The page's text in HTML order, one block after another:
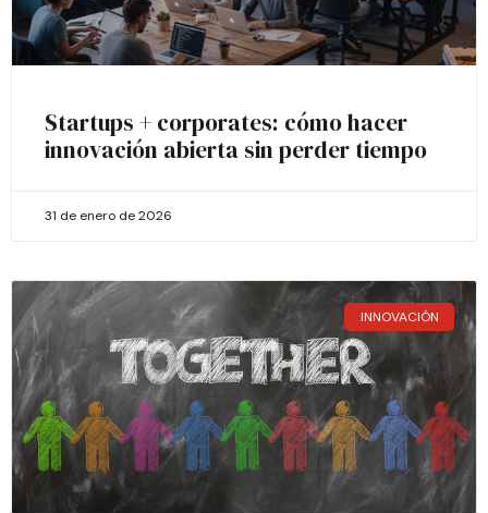
Startups + corporates: cómo hacer
innovación abierta sin perder tiempo
31 de enero de 2026
INNOVACIÓN